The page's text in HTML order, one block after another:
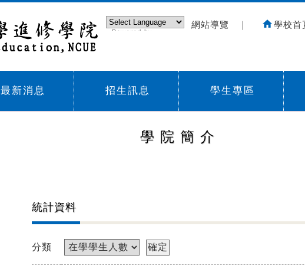
Powered by
網站導覽 ｜ 學校首
最新消息 招生訊息 學生專區
學院簡介
統計資料
分類